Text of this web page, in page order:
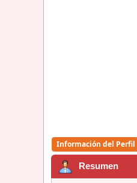
Información del Perfil
Resumen